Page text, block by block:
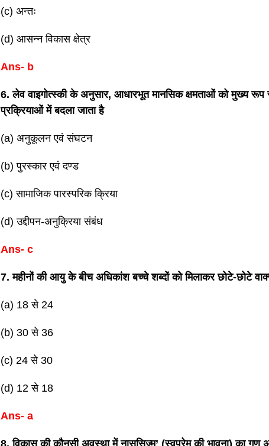
(c) अन्तः
(d) आसन्न विकास क्षेत्र
Ans- b
6. लेव वाइगोत्स्की के अनुसार, आधारभूत मानसिक क्षमताओं को मुख्य रूप से
प्रक्रियाओं में बदला जाता है
(a) अनुकूलन एवं संघटन
(b) पुरस्कार एवं दण्ड
(c) सामाजिक पारस्परिक क्रिया
(d) उद्दीपन-अनुक्रिया संबंध
Ans- c
7. महीनों की आयु के बीच अधिकांश बच्चे शब्दों को मिलाकर छोटे-छोटे
(a) 18 से 24
(b) 30 से 36
(c) 24 से 30
(d) 12 से 18
Ans- a